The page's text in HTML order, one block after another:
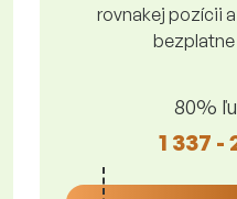
rovnakej pozícii
bezplatne
80%
1 337 -